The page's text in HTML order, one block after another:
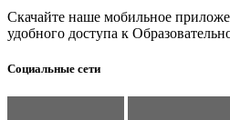
Скачайте наше мобильное
удобного доступа к
Социальные сети